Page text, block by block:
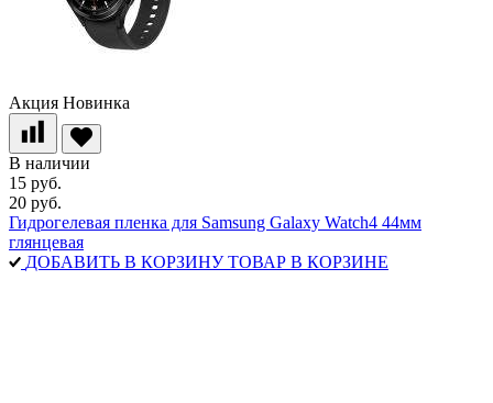
Акция Новинка
В наличии
15 руб.
20 руб.
Гидрогелевая пленка для Samsung Galaxy Watch4 44мм
глянцевая
ДОБАВИТЬ В КОРЗИНУ ТОВАР В КОРЗИНЕ